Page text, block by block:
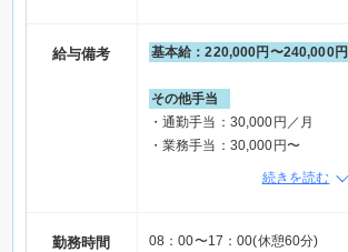
給与備考 基本給：220,000円〜240,000円
その他手当
・通勤手当：30,000円／月
・業務手当：30,000円〜
・特定業務手当：3,000円〜
・調整手当(経験等考慮)
続きを読む
勤務時間
08：00〜17：00(休憩60分)